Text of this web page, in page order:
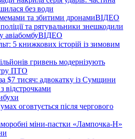
без води
та збитими дронамиВІДЕО
та рятувальники знешкодили
авіабомбуВІДЕО
5 книжкових історій із зимовим
гривень модернізують
ПТО
$7 тисяч: адвокатку із Сумщини
відстрочками
оговтується після чергового
міни-пастки «Лампочка-Н»